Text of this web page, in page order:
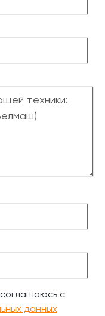
с
данных